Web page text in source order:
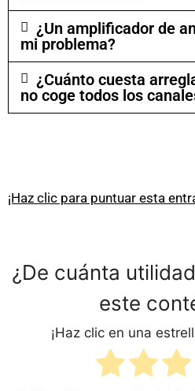
¿Un amplificador de
mi problema?
¿Cuánto cuesta
no coge todos los
¡Haz clic para puntuar esta
¿De cuánta
este
¡Haz clic en una